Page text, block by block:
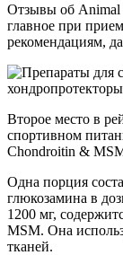
Отзывы об Animal
главное при
рекомендациям,
Второе место в
спортивном
Chondroitin &
Одна порция
глюкозамина в
1200 мг,
MSM. Она
тканей.